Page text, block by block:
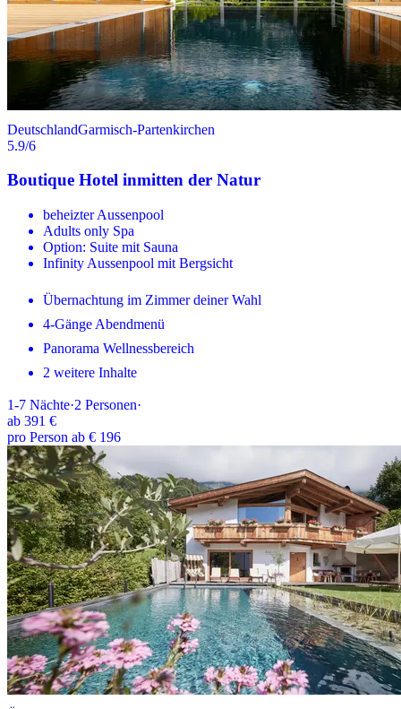
DeutschlandGarmisch-Partenkirchen
5.9/6
Boutique Hotel inmitten der Natur
beheizter Aussenpool
Adults only Spa
Option: Suite mit Sauna
Infinity Aussenpool mit Bergsicht
Übernachtung im Zimmer deiner Wahl
4-Gänge Abendmenü
Panorama Wellnessbereich
2 weitere Inhalte
1-7 Nächte·2 Personen·
ab 391 €
pro Person ab € 196